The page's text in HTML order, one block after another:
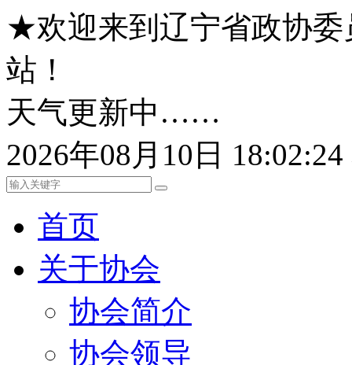
★欢迎来到辽宁省政协委
站！
天气更新中……
2026年08月10日
首页
关于协会
协会简介
协会领导